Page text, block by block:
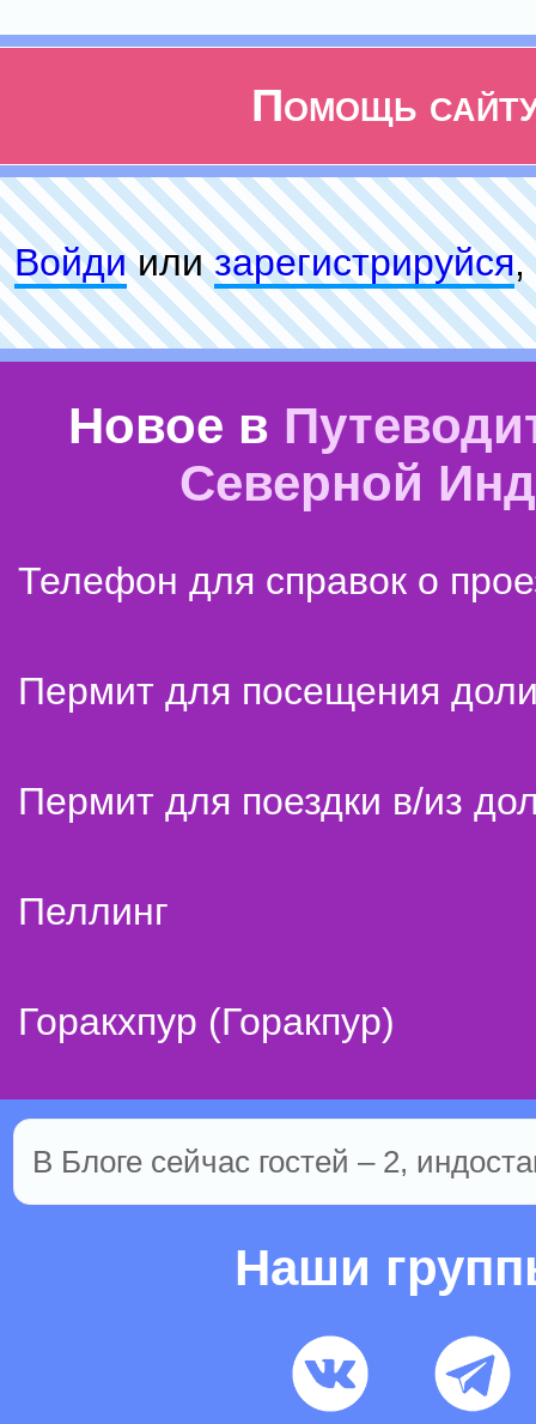
Помощь
Войдиилизарeгиcтpируйся,
Новое в
Северной
Телефон для справок о
Пермит для посещения
Пермит для поездки в/из
Пеллинг
Горакхпур (Горакпур)
В Блоге сейчас гостей – 2,
Наши